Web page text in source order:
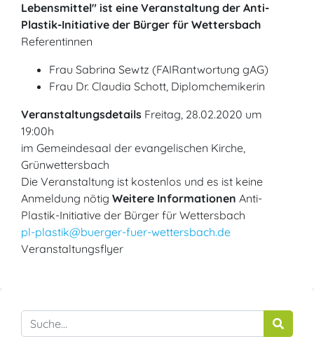
Lebensmittel" ist eine Veranstaltung der Anti-
Plastik-Initiative der Bürger für Wettersbach
Referentinnen
Frau Sabrina Sewtz (FAIRantwortung gAG)
Frau Dr. Claudia Schott, Diplomchemikerin
Veranstaltungsdetails Freitag, 28.02.2020 um
19:00h
im Gemeindesaal der evangelischen Kirche,
Grünwettersbach
Die Veranstaltung ist kostenlos und es ist keine
Anmeldung nötig Weitere Informationen Anti-
Plastik-Initiative der Bürger für Wettersbach
pl-plastik@buerger-fuer-wettersbach.de
Veranstaltungsflyer